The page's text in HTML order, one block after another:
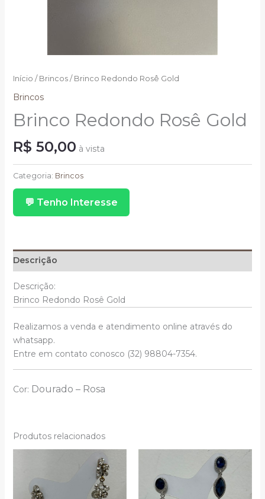
Início / Brincos/ Brinco Redondo Rosê Gold
Brincos
Brinco Redondo Rosê Gold
R$ 50,00 à vista
Brinco
Redondo
Rosê
Gold
quantidade
Categoria: Brincos
💬 Tenho Interesse
Descrição
Descrição:
Brinco Redondo Rosê Gold
Realizamos a venda e atendimento online através do
whatsapp.
Entre em contato conosco (32) 98804-7354.
Cor: Dourado – Rosa
Produtos relacionados